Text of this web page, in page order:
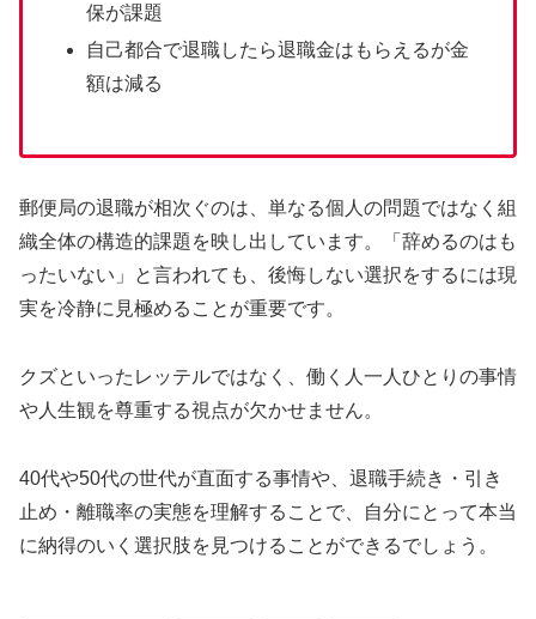
保が課題
自己都合で退職したら退職金はもらえるが金
額は減る
郵便局の退職が相次ぐのは、単なる個人の問題ではなく組
織全体の構造的課題を映し出しています。「辞めるのはも
ったいない」と言われても、後悔しない選択をするには現
実を冷静に見極めることが重要です。
クズといったレッテルではなく、働く人一人ひとりの事情
や人生観を尊重する視点が欠かせません。
40代や50代の世代が直面する事情や、退職手続き・引き
止め・離職率の実態を理解することで、自分にとって本当
に納得のいく選択肢を見つけることができるでしょう。